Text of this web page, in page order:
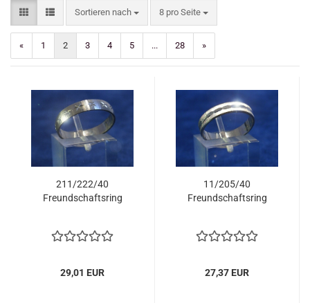
Sortieren nach
Sortieren nach 8 pro Seite
pro Seite
« 1 2 3 4 5 ... 28 »
211/222/40
Freundschaftsring
29,01 EUR
11/205/40
Freundschaftsring
27,37 EUR